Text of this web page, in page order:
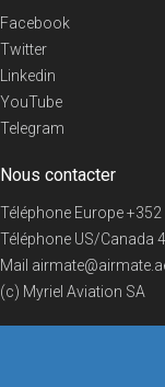
Facebook
Twitter
Linkedin
YouTube
Telegram
Nous contacter
Téléphone Europe+352
Téléphone US/Canada
Mail
(c) Myriel Aviation SA